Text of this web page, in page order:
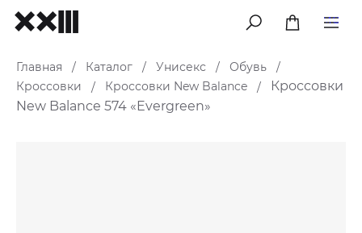
меню
Главная / Каталог / Унисекс / Обувь
/
Кроссовки
/ Кроссовки New Balance /
Кроссовки
New Balance 574 «Evergreen»